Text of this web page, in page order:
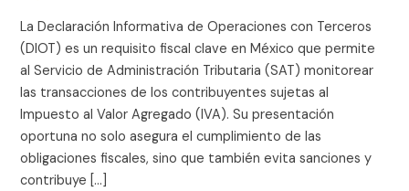
La Declaración Informativa de Operaciones con Terceros
(DIOT) es un requisito fiscal clave en México que permite
al Servicio de Administración Tributaria (SAT) monitorear
las transacciones de los contribuyentes sujetas al
Impuesto al Valor Agregado (IVA). Su presentación
oportuna no solo asegura el cumplimiento de las
obligaciones fiscales, sino que también evita sanciones y
contribuye […]
quiénes
tienen
la
obligación
de
presentarla